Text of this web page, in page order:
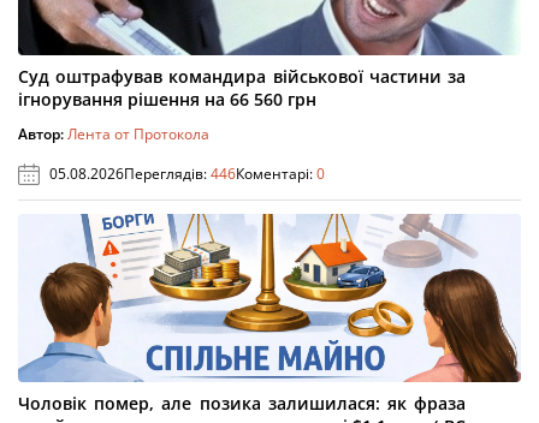
Суд оштрафував командира військової частини за
ігнорування рішення на 66 560 грн
Автор:Лента от Протокола
05.08.2026Переглядів:446Коментарі:0
Чоловік помер, але позика залишилася: як фраза